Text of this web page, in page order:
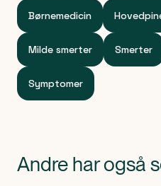
Børnemedicin
Milde smerter Smerter
Symptomer
Andre har også